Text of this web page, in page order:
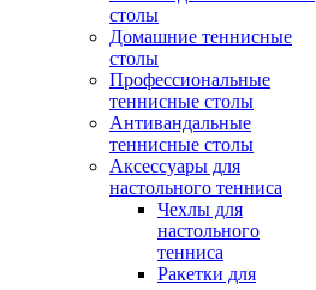
столы
Домашние теннисные
столы
Профессиональные
теннисные столы
Антивандальные
теннисные столы
Аксессуары для
настольного тенниса
Чехлы для
настольного
тенниса
Ракетки для